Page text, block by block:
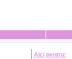
Aici pentru: